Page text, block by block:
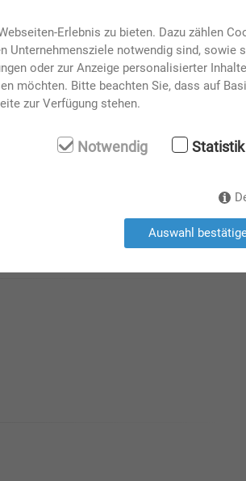
– handwerklich produziert!
Erlebnis zu bieten. Dazu zählen
Unternehmensziele notwendig sind, sowie
oder zur Anzeige personalisierter
möchten. Bitte beachten Sie, dass auf
zur Verfügung stehen.
Notwendig Statistik
Auswahl